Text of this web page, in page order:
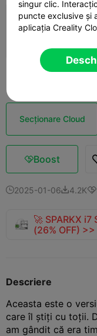
K2
3
Secționare Cloud
Boost
2025-01-064.2K
🚀 SPARKX
(26% OFF)
Descriere
Aceasta este o
care îl știți cu toții.
am gândit că era
singur clic.
puncte exclusive și
aplicația Creality